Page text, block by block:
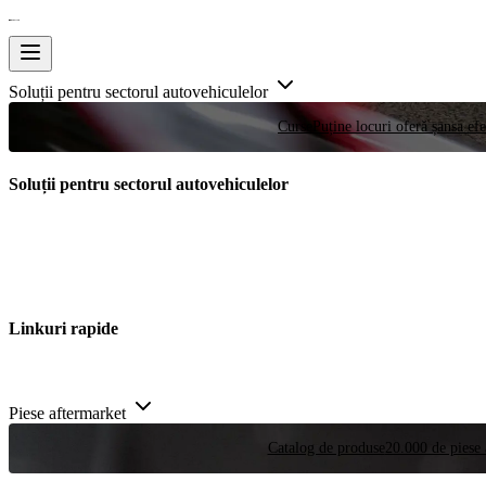
Soluții pentru sectorul autovehiculelor
Curse Puține locuri oferă șansa
Soluții pentru sectorul autovehiculelor
Linkuri rapide
Piese aftermarket
Catalog de produse 20.000 de